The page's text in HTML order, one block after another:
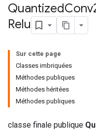
Quantized
Relu
Sur cette page
Classes imbriquées
Méthodes publiques
Méthodes héritées
Méthodes publiques
classe finale publique